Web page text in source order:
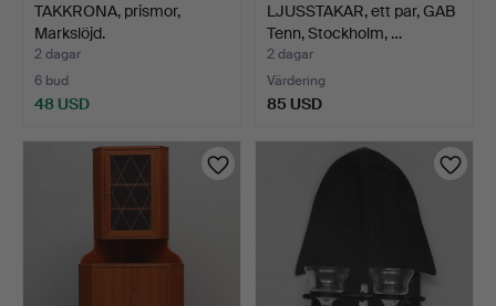
TAKKRONA, prismor,
Markslöjd.
2 dagar
6 bud
48 USD
LJUSSTAKAR, ett par, GAB
Tenn, Stockholm, …
2 dagar
Värdering
85 USD